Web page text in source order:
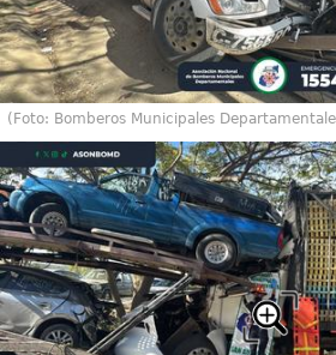
(Foto: Bomberos Municipales